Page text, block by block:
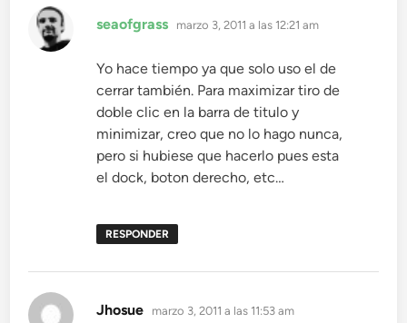
seaofgrass dice:
marzo 3, 2011 a las 12:21 am
Yo hace tiempo ya que solo uso el de
cerrar también. Para maximizar tiro de
doble clic en la barra de titulo y
minimizar, creo que no lo hago nunca,
pero si hubiese que hacerlo pues esta
el dock, boton derecho, etc…
RESPONDER
Jhosue dice:
marzo 3, 2011 a las 11:53 am